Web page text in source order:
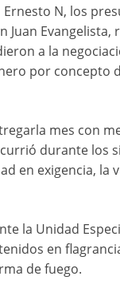
N, los
Juan
a la
por concepto
mes con
durante los
en exigencia, la
la Unidad
en
de fuego.